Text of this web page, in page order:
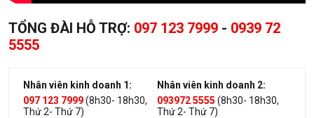
TỔNG ĐÀI HỖ TRỢ: 097 123 7999 - 0939 72
5555
Nhân viên kinh doanh 1:
097 123 7999(8h30- 18h30,
Thứ 2- Thứ 7)
Nhân viên kinh doanh 2:
093972 5555 (8h30- 18h30,
Thứ 2- Thứ 7)